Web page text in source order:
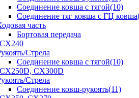
Соединение ковша с тягой(10)
Соединение тяг ковша с ГЦ
часть
Бортовая передача
Стрела
Соединение ковша с тягой(10)
CX300D
Стрела
Соединение ковш-рукоять(11)